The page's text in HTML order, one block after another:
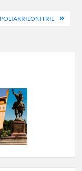
POLIAKRILONITRIL